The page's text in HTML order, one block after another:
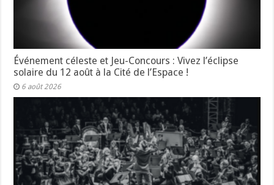
Événement céleste et Jeu-Concours : Vivez l’éclipse
solaire du 12 août à la Cité de l’Espace !
6 août 2026